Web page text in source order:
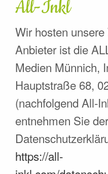
All-Inkl
Wir hosten
Anbieter ist die
Medien Münnich,
Hauptstraße 68,
(nachfolgend All-
entnehmen Sie der
https://all-